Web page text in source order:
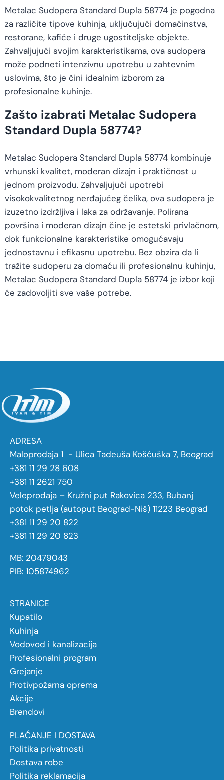
Metalac Sudopera Standard Dupla 58774 je pogodna
za različite tipove kuhinja, uključujući domaćinstva,
restorane, kafiće i druge ugostiteljske objekte.
Zahvaljujući svojim karakteristikama, ova sudopera
može podneti intenzivnu upotrebu u zahtevnim
uslovima, što je čini idealnim izborom za
profesionalne kuhinje.
Zašto izabrati Metalac Sudopera
Standard Dupla 58774?
Metalac Sudopera Standard Dupla 58774 kombinuje
vrhunski kvalitet, moderan dizajn i praktičnost u
jednom proizvodu. Zahvaljujući upotrebi
visokokvalitetnog nerđajućeg čelika, ova sudopera je
izuzetno izdržljiva i laka za održavanje. Polirana
površina i moderan dizajn čine je estetski privlačnom,
dok funkcionalne karakteristike omogućavaju
jednostavnu i efikasnu upotrebu. Bez obzira da li
tražite sudoperu za domaću ili profesionalnu kuhinju,
Metalac Sudopera Standard Dupla 58774 je izbor koji
će zadovoljiti sve vaše potrebe.
ADRESA
Maloprodaja 1 - Ulica Tadeuša Košćuška 7, Beograd
+381 11 29 28 608
+381 11 2621 750
Veleprodaja – Kružni put Rakovica 233, Bubanj
potok petlja (autoput Beograd-Niš) 11223 Beograd
+381 11 29 20 822
+381 11 29 20 823
MB: 20479043
PIB: 105874962
STRANICE
Kupatilo
Kuhinja
Vodovod i kanalizacija
Profesionalni program
Grejanje
Protivpožarna oprema
Akcije
Brendovi
PLAĆANJE I DOSTAVA
Politika privatnosti
Dostava robe
Politika reklamacija